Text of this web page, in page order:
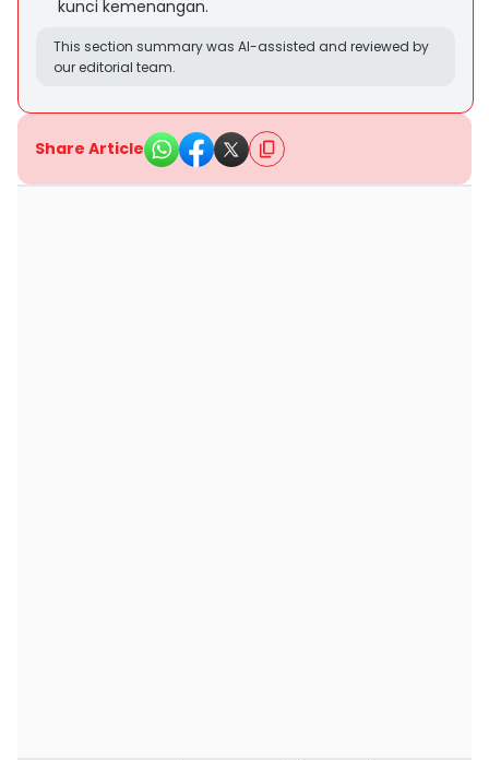
kunci kemenangan.
This section summary was AI-assisted and reviewed by
our editorial team.
Share Article